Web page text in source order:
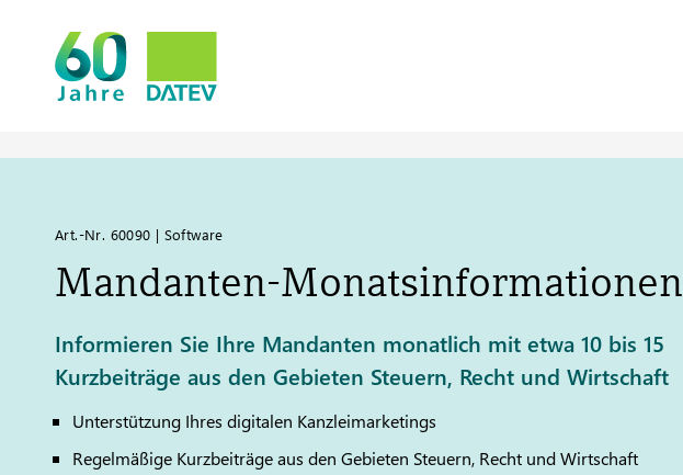
Art.-Nr. 60090 | Software
Mandanten-Monatsinformationen
Informieren Sie Ihre Mandanten monatlich mit etwa 10 bis 15
Kurzbeiträge aus den Gebieten Steuern, Recht und Wirtschaft
Unterstützung Ihres digitalen Kanzleimarketings
Regelmäßige Kurzbeiträge aus den Gebieten Steuern, Recht und Wirtschaft